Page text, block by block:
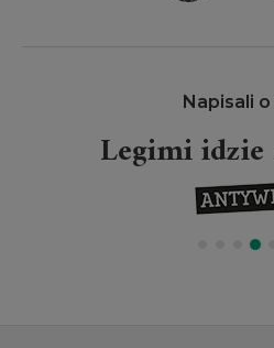
Napisali o
Legimi idzie